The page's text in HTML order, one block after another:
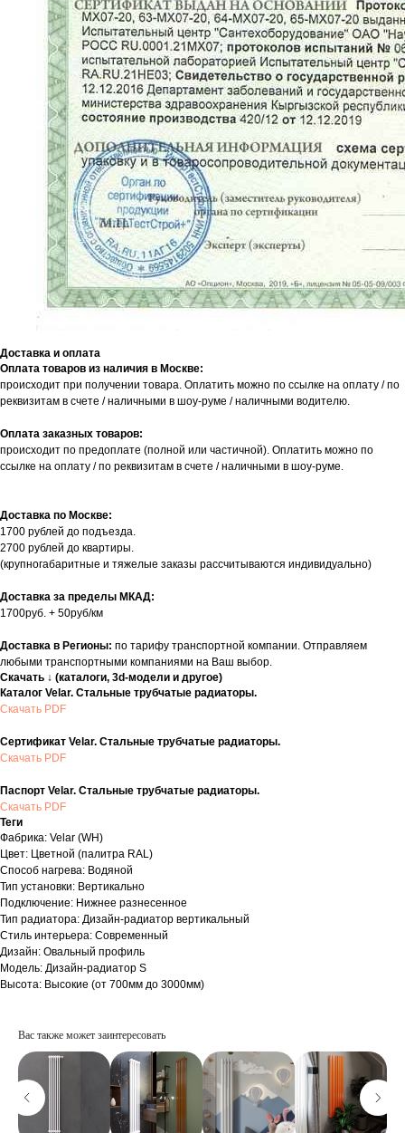
Доставка и оплата
Оплата товаров из наличия в Москве:
происходит при получении товара. Оплатить можно по ссылке на оплату / по
реквизитам в счете / наличными в шоу-руме / наличными водителю.
Оплата заказных товаров:
происходит по предоплате (полной или частичной). Оплатить можно по
ссылке на оплату / по реквизитам в счете / наличными в шоу-руме.
Доставка по Москве:
1700 рублей до подъезда.
2700 рублей до квартиры.
(крупногабаритные и тяжелые заказы рассчитываются индивидуально)
Доставка за пределы МКАД:
1700руб. + 50руб/км
Доставка в Регионы: по тарифу транспортной компании. Отправляем
любыми транспортными компаниями на Ваш выбор.
Скачать ↓ (каталоги, 3d-модели и другое)
Каталог Velar. Стальные трубчатые радиаторы.
Скачать PDF
Сертификат Velar. Стальные трубчатые радиаторы.
Скачать PDF
Паспорт Velar. Стальные трубчатые радиаторы.
Скачать PDF
Теги
Фабрика: Velar (WH)
Цвет: Цветной (палитра RAL)
Способ нагрева: Водяной
Тип установки: Вертикально
Подключение: Нижнее разнесенное
Тип радиатора: Дизайн-радиатор вертикальный
Стиль интерьера: Современный
Дизайн: Овальный профиль
Модель: Дизайн-радиатор S
Высота: Высокие (от 700мм до 3000мм)
Вас также может заинтересовать